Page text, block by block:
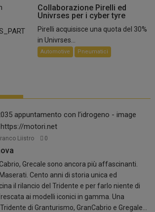
Collaborazione Pirelli ed
Univrses per i cyber tyre
Pirelli acquisisce una quota del 30%
in Univrses...
Automotive Pneumatici
Liistro 0
Grecale sono ancora più affascinanti.
Cento anni di storia unica ed
il rilancio del Tridente e per farlo niente di
ai modelli iconici in gamma. Una
di Granturismo, GranCabrio e Gregale...